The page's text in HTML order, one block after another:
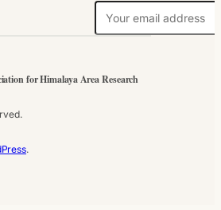
l
for Himalaya Area Research
.